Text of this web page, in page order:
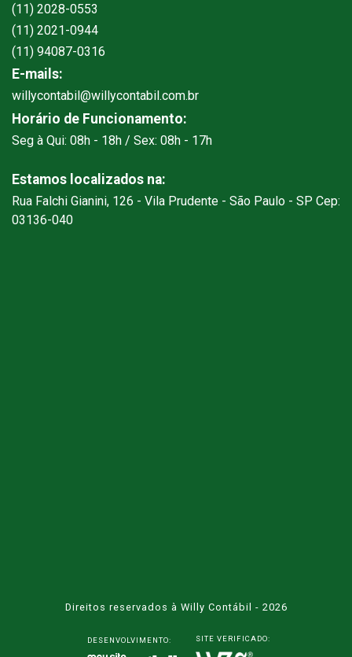
(11) 2028-0553
(11) 2021-0944
(11) 94087-0316
E-mails:
willycontabil@willycontabil.com.br
Horário de Funcionamento:
Seg à Qui: 08h - 18h / Sex: 08h - 17h
Estamos localizados na:
Rua Falchi Gianini, 126 - Vila Prudente - São Paulo - SP Cep:
03136-040
Direitos reservados à Willy Contábil - 2026
DESENVOLVIMENTO: SITE VERIFICADO: